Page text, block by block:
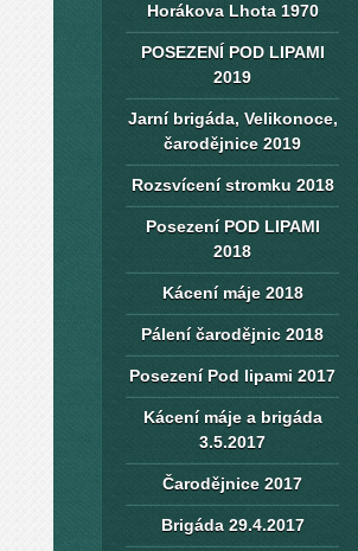
Horákova Lhota 1970
POSEZENÍ POD LIPAMI
2019
Jarní brigáda, Velikonoce,
čarodějnice 2019
Rozsvícení stromku 2018
Posezení POD LIPAMI
2018
Kácení máje 2018
Pálení čarodějnic 2018
Posezení Pod lipami 2017
Kácení máje a brigáda
3.5.2017
Čarodějnice 2017
Brigáda 29.4.2017